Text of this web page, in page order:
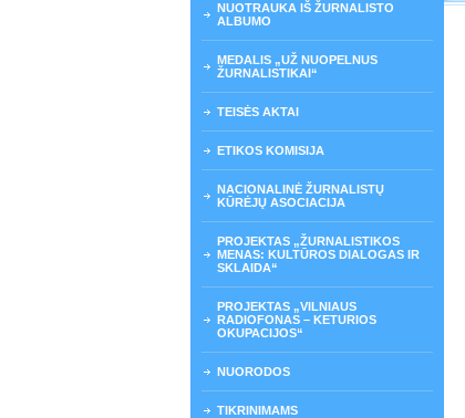
NUOTRAUKA IŠ ŽURNALISTO
ALBUMO
MEDALIS „UŽ NUOPELNUS
ŽURNALISTIKAI“
TEISĖS AKTAI
ETIKOS KOMISIJA
NACIONALINĖ ŽURNALISTŲ
KŪRĖJŲ ASOCIACIJA
PROJEKTAS „ŽURNALISTIKOS
MENAS: KULTŪROS DIALOGAS IR
SKLAIDA“
PROJEKTAS „VILNIAUS
RADIOFONAS – KETURIOS
OKUPACIJOS“
NUORODOS
TIKRINIMAMS